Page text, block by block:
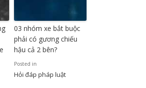
03 nhóm xe bắt buộc
phải có gương chiếu
hậu cả 2 bên?
Posted in
Hỏi đáp pháp luật